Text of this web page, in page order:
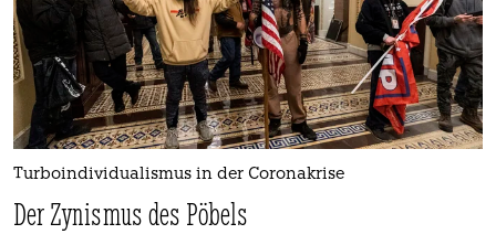
Turboindividualismus in der Coronakrise
Der Zynismus des Pöbels